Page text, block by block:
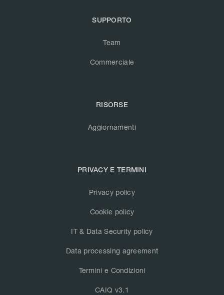
SUPPORTO
Team
Commerciale
RISORSE
Aggiornamenti
PRIVACY E TERMINI
Privacy policy
Cookie policy
IT & Data Security policy
Data processing agreement
Termini e Condizioni
CAIQ v3.1